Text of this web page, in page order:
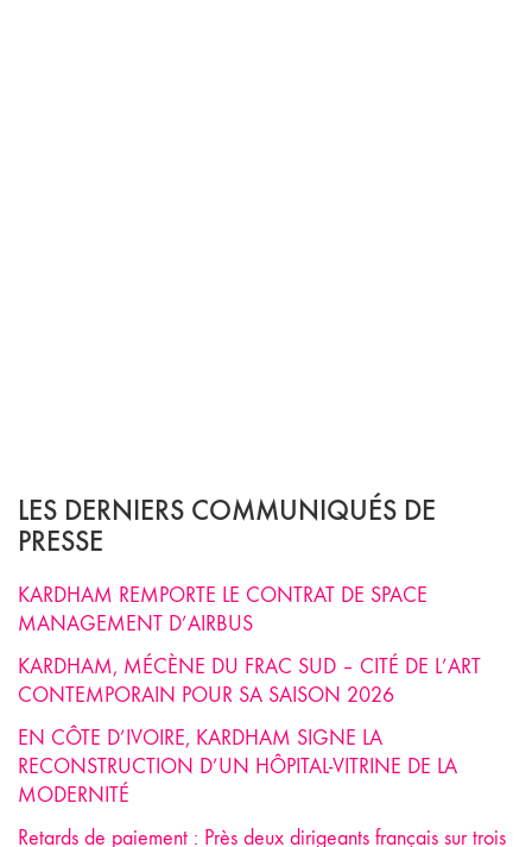
LES DERNIERS COMMUNIQUÉS DE
PRESSE
KARDHAM REMPORTE LE CONTRAT DE SPACE
MANAGEMENT D’AIRBUS
KARDHAM, MÉCÈNE DU FRAC SUD – CITÉ DE L’ART
CONTEMPORAIN POUR SA SAISON 2026
EN CÔTE D’IVOIRE, KARDHAM SIGNE LA
RECONSTRUCTION D’UN HÔPITAL-VITRINE DE LA
MODERNITÉ
Retards de paiement : Près deux dirigeants français sur trois